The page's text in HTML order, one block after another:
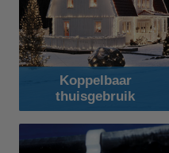
Koppelbaar
thuisgebruik